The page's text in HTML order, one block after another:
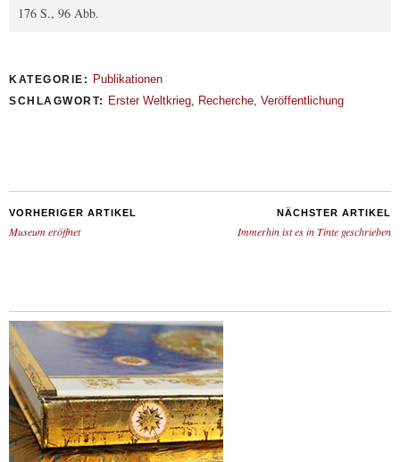
176 S., 96 Abb.
KATEGORIE: Publikationen
SCHLAGWORT: Erster Weltkrieg Recherche Veröffentlichung
VORHERIGER ARTIKEL
Museum eröffnet
NÄCHSTER ARTIKEL
Immerhin ist es in Tinte geschrieben